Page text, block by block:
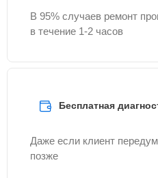
В 95% случаев ремонт
в течение 1-2 часов
Бесплатная
Даже если клиент
позже